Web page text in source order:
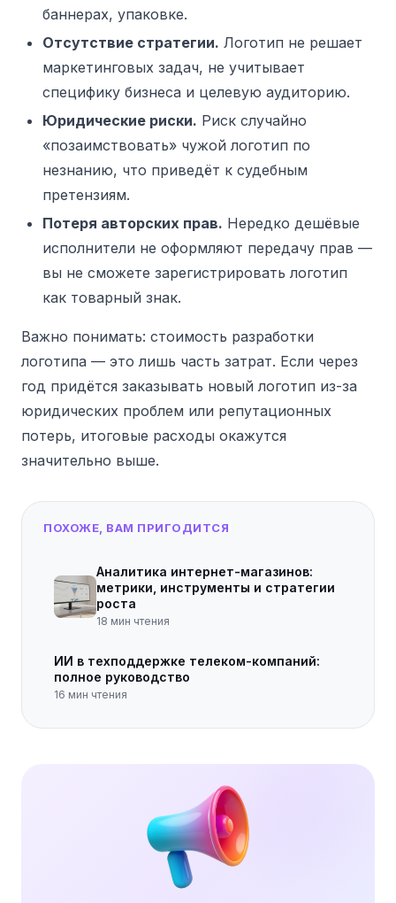
баннерах, упаковке.
Отсутствие стратегии. Логотип не решает
маркетинговых задач, не учитывает
специфику бизнеса и целевую аудиторию.
Юридические риски. Риск случайно
«позаимствовать» чужой логотип по
незнанию, что приведёт к судебным
претензиям.
Потеря авторских прав. Нередко дешёвые
исполнители не оформляют передачу прав —
вы не сможете зарегистрировать логотип
как товарный знак.
Важно понимать: стоимость разработки
логотипа — это лишь часть затрат. Если через
год придётся заказывать новый логотип из-за
юридических проблем или репутационных
потерь, итоговые расходы окажутся
значительно выше.
ПОХОЖЕ, ВАМ ПРИГОДИТСЯ
Аналитика интернет-магазинов:
метрики, инструменты и стратегии
роста
18 мин чтения
ИИ в техподдержке телеком-компаний:
полное руководство
16 мин чтения